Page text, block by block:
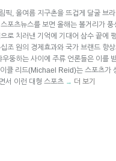
픽, 올여름 지구촌을 뜨겁게 달굴 브
포츠뉴스를 보면 올해는 볼거리가 풍
로 치러낸 기억에 기대어 삼수 끝에
조 원의 경제효과와 국가 브랜드 향
뚱하는 사이에 주류 언론들은 이를
클 리드(Michael Reid)는 스포츠가
서 이런 대형 스포츠 → 더 보기